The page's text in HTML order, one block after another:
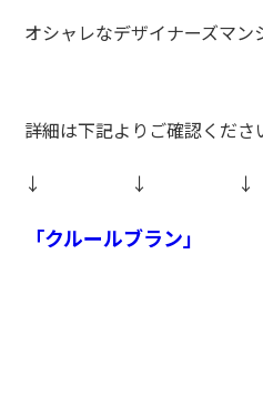
オシャレなデザイナーズマン
詳細は下記よりご確認くだ
↓ ↓ ↓
「クルールブラン」